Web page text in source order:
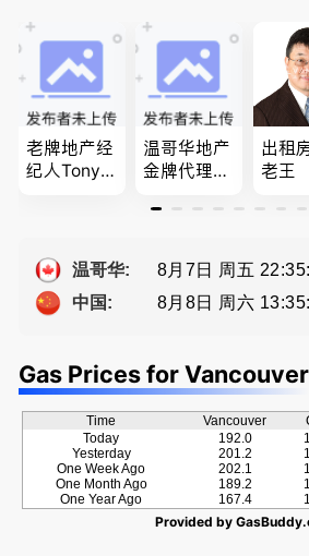
语，列治文
陈卓律师事
务所 (ATA L
aw Corpor
ation)
买卖
老牌地产经
纪人Tony L
佣
温哥华地产
金牌代理经
卖，建）-
恳的朋友
出租
老王
温哥华:
8月7日 周五
中国:
8月8日 周六
Gas Prices for Vancouver
Time Vancouver
Today
Yesterday
One Week Ago
One Month Ago
One Year Ago
192.0
201.2
202.1
189.2
167.4
Provided by